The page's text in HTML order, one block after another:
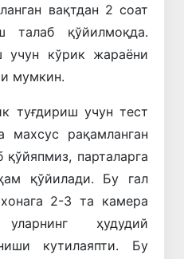
вақтдан 2 соат
талаб қўйилмоқда.
учун кўрик жараёни
мумкин.
туғдириш учун тест
махсус рақамланган
парталарга
қўйилади. Бу гал
2-3 та камера
ҳудудий
кутилаяпти. Бу